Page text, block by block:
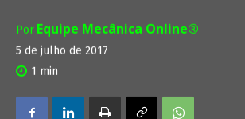
Por Equipe Mecânica Online®
5 de julho de 2017
1 min